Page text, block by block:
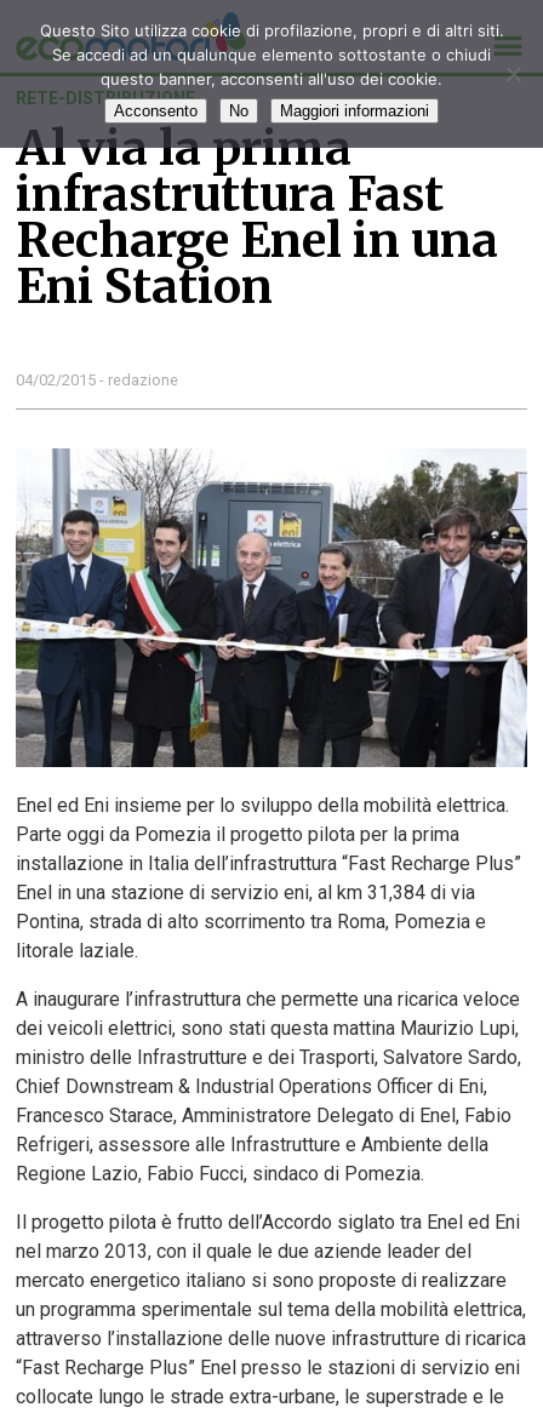
RETE-DISTRIBUZIONE
Al via la prima
infrastruttura Fast
Recharge Enel in una
Eni Station
04/02/2015 - redazione
Enel ed Eni insieme per lo sviluppo della mobilità elettrica.
Parte oggi da Pomezia il progetto pilota per la prima
installazione in Italia dell’infrastruttura “Fast Recharge Plus”
Enel in una stazione di servizio eni, al km 31,384 di via
Pontina, strada di alto scorrimento tra Roma, Pomezia e
litorale laziale.
A inaugurare l’infrastruttura che permette una ricarica veloce
dei veicoli elettrici, sono stati questa mattina Maurizio Lupi,
ministro delle Infrastrutture e dei Trasporti, Salvatore Sardo,
Chief Downstream & Industrial Operations Officer di Eni,
Francesco Starace, Amministratore Delegato di Enel, Fabio
Refrigeri, assessore alle Infrastrutture e Ambiente della
Regione Lazio, Fabio Fucci, sindaco di Pomezia.
Il progetto pilota è frutto dell’Accordo siglato tra Enel ed Eni
nel marzo 2013, con il quale le due aziende leader del
mercato energetico italiano si sono proposte di realizzare
un programma sperimentale sul tema della mobilità elettrica,
attraverso l’installazione delle nuove infrastrutture di ricarica
“Fast Recharge Plus” Enel presso le stazioni di servizio eni
collocate lungo le strade extra-urbane, le superstrade e le
Questo Sito utilizza cookie di profilazione, propri e di altri siti.
Se accedi ad un qualunque elemento sottostante o chiudi
questo banner, acconsenti all'uso dei cookie.
Acconsento No Maggiori informazioni